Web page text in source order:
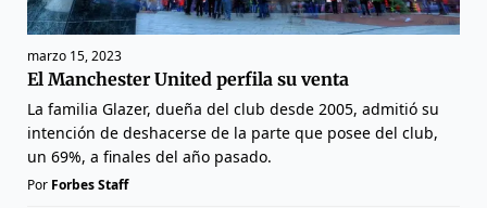
marzo 15, 2023
El Manchester United perfila su venta
La familia Glazer, dueña del club desde 2005, admitió su
intención de deshacerse de la parte que posee del club,
un 69%, a finales del año pasado.
Por Forbes Staff